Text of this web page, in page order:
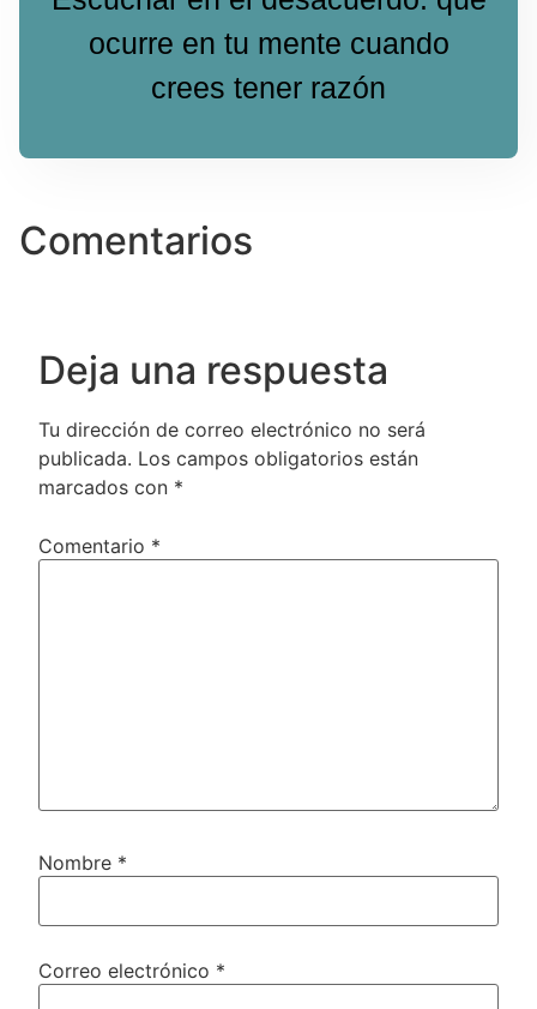
ocurre en tu mente cuando
crees tener razón
Comentarios
Deja una respuesta
Tu dirección de correo electrónico no será
publicada. Los campos obligatorios están
marcados con *
Comentario *
Nombre *
Correo electrónico *